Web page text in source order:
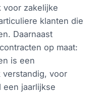
voor zakelijke
klanten die
Daarnaast
op maat:
is een
verstandig, voor
een jaarlijkse